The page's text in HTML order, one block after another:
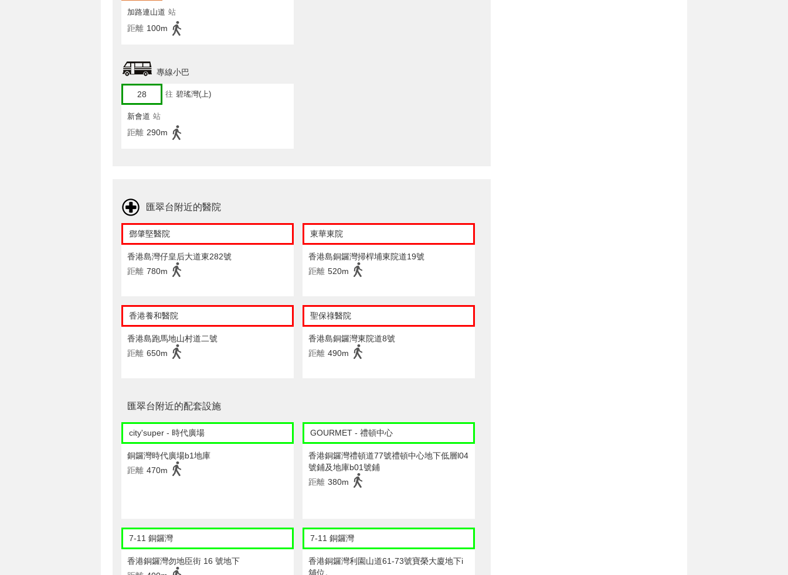
加路連山道 站
距離 100m
專線小巴
28 往 碧瑤灣(上)
新會道 站
距離 290m
匯翠台附近的醫院
鄧肇堅醫院
香港島灣仔皇后大道東282號
距離 780m
東華東院
香港島銅鑼灣掃桿埔東院道19號
距離 520m
香港養和醫院
香港島跑馬地山村道二號
距離 650m
聖保祿醫院
香港島銅鑼灣東院道8號
距離 490m
匯翠台附近的配套設施
city'super - 時代廣場
銅鑼灣時代廣場b1地庫
距離 470m
GOURMET - 禮頓中心
香港銅鑼灣禮頓道77號禮頓中心地下低層l04
號鋪及地庫b01號鋪
距離 380m
7-11 銅鑼灣
香港銅鑼灣勿地臣街 16 號地下
7-11 銅鑼灣
香港銅鑼灣利園山道61-73號寶榮大廈地下i
舖位。